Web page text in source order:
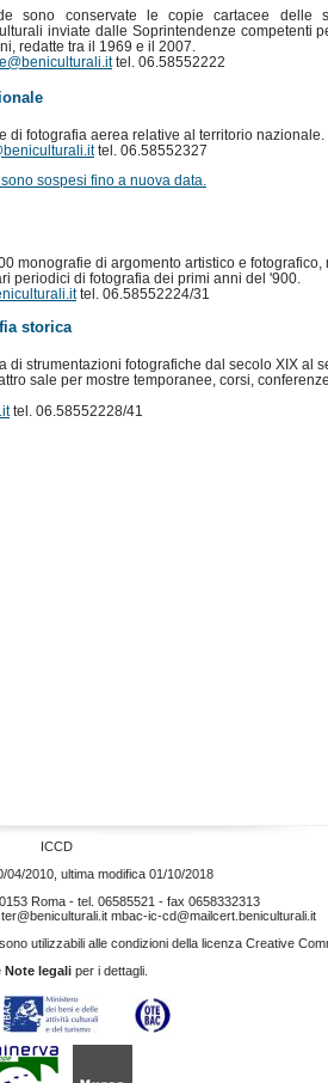
sono conservate le copie cartacee delle
inviate dalle Soprintendenze competenti
redatte tra il 1969 e il 2007.
tel. 06.58552222
di fotografia aerea relative al territorio nazionale.
tel. 06.58552327
sospesi fino a nuova data.
monografie di argomento artistico e fotografico,
periodici di fotografia dei primi anni del '900.
tel. 06.58552224/31
storica
di strumentazioni fotografiche dal secolo XIX al
sale per mostre temporanee, corsi, conferenze,
tel. 06.58552228/41
ICCD
04/2010, ultima modifica 01/10/2018
Roma - tel. 06585521 - fax 0658332313
mbac-ic-cd@mailcert.beniculturali.it
utilizzabili alle condizioni della licenza Creative
Note legali per i dettagli.